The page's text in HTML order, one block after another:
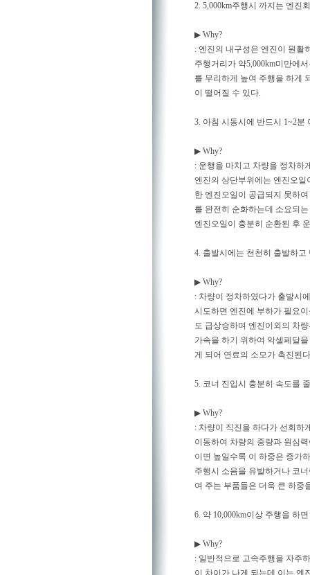
2. 5,000km주행시 까지는 엔진
▶ Why?
: 엔진의 내구성은 엔진이 원활
주행거리가 약5,000km미만에
를 무리하게 높여 주행을 하게
이 떨어질 수 있다.
3. 아침 시동시에 반드시 1~2분
▶ Why?
: 운행을 마치고 차량을 정차하
엔진의 상단부위에는 엔진오
한 엔진오일이 공급되지 못하
를 완전히 순화하는데 소요되
엔진오일이 충분히 순환된 후
4. 출발시에는 천천히 출발하고
▶ Why?
: 차량이 정차하였다가 출발시
시도하면 엔진에 부하가 필요
도 급상승하며 엔진이외의 차
가속을 하기 위하여 악셀페달
게 되어 연료의 소모가 촉진된
5. 코너 진입시 충분히 속도를
▶ Why?
: 차량이 직진을 하다가 선회하
이동하여 차량의 중량과 원심
이면 높일수록 이 하중은 증가
주행시 소음을 유발하거나 코
여 주는 부품들은 더욱 큰 하중
6. 약 10,000km이상 주행을 하
▶ Why?
: 일반적으로 고속주행을 자주
이 차이가 나게 되는데 이는 엔